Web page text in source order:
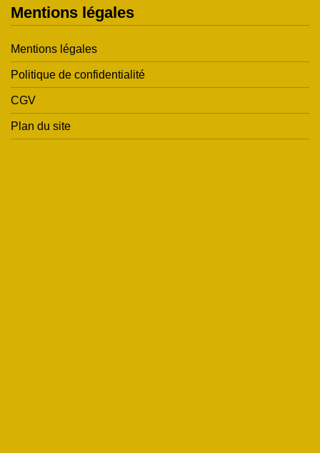
Mentions légales
Mentions légales
Politique de confidentialité
CGV
Plan du site